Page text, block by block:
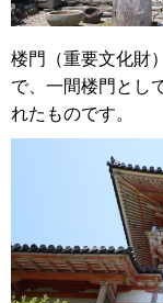
楼門（重要文化財
で、一間楼門とし
れたものです。